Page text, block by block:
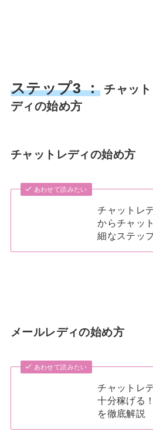
ステップ3 ：チャット
ディの始め方
チャットレディの始め方
あわせて読みたい
チャットレ
からチャッ
細なステッ
メールレディの始め方
あわせて読みたい
チャットレ
十分稼げる
を徹底解説